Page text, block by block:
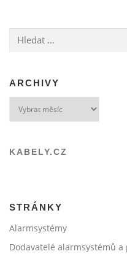
ARCHIVY
KABELY.CZ
STRÁNKY
Alarmsystémy
Dodavatelé alarmsystémů